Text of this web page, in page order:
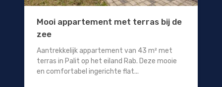
Mooi appartement met terras bij de
zee
Aantrekkelijk appartement van 43 m² met
terras in Palit op het eiland Rab. Deze mooie
en comfortabel ingerichte flat...